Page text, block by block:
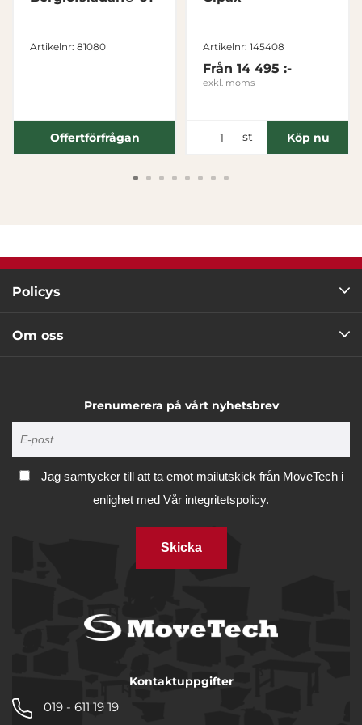
Tillåt urval
Avvisa
Artikelnr: 81080
Offertförfrågan
Artikelnr: 145408
Från 14 495 :-
exkl. moms
st Köp nu
Policys
Om oss
Prenumerera på vårt nyhetsbrev
Jag samtycker till att ta emot mailutskick från MoveTech i
enlighet med Vår integritetspolicy.
Skicka
Kontaktuppgifter
019 - 611 19 19